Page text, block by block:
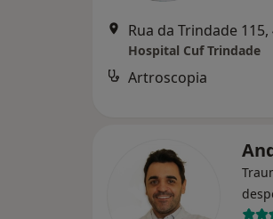
Hospital Cuf Trindade
Artroscopia